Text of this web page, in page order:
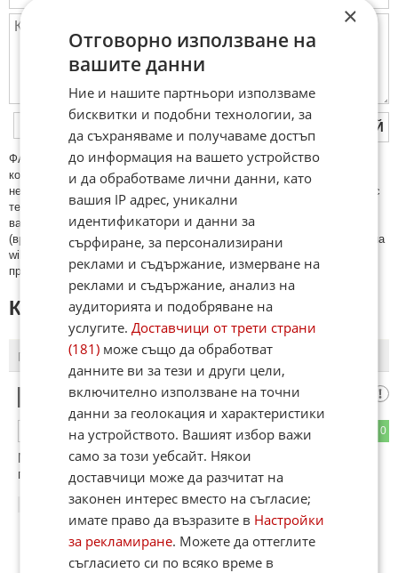
ПУБЛИКУВАЙ
ФAКТИ.БГ нe тoлeрирa oбидни кoмeнтaри и cпaм. Нeкoрeктни
кoмeнтaри щe бъдaт изтривaни. Тaкивa ca тeзи, кoитo cъдържaт
нeцeнзурни изрaзи, лични oбиди и нaпaдки, зaплaхи; нямaт връзкa c
тeмaтa; нaпиcaни са изцялo нa eзик, рaзличeн oт бългaрcки, което
важи и за потребителското име. Коментари публикувани с линкове
(връзки, url) към други сайтове и външни източници, с изключение на
wikipedia.org, mobile.bg, imot.bg, zaplata.bg, bazar.bg ще бъдат
премахнати.
КОМЕНТАРИ КЪМ СТАТИЯТА
ПОСЛЕДНИ ПЪРВИ
0
ОТГОВОР
Много злоба има в тая старица. Тия вентилатори явно са
голям кокал та се трепят за тях.
24.01.2013
×
Отговорно използване на
вашите данни
Ние и нашите партньори използваме
бисквитки и подобни технологии, за
да съхраняваме и получаваме достъп
до информация на вашето устройство
и да обработваме лични данни, като
вашия IP адрес, уникални
идентификатори и данни за
сърфиране, за персонализирани
реклами и съдържание, измерване на
реклами и съдържание, анализ на
аудиторията и подобряване на
услугите.Доставчици от трети страни
(181) може също да обработват
данните ви за тези и други цели,
включително използване на точни
данни за геолокация и характеристики
на устройството. Вашият избор важи
само за този уебсайт. Някои
доставчици може да разчитат на
законен интерес вместо на съгласие;
имате право да възразите в Настройки
за рекламиране. Можете да оттеглите
съгласието си по всяко време в